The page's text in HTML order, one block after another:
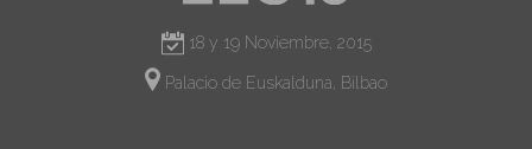
18 y 19 Noviembre, 2015
Palacio de Euskalduna, Bilbao